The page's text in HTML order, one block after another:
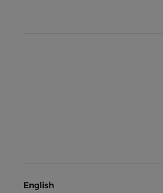
English